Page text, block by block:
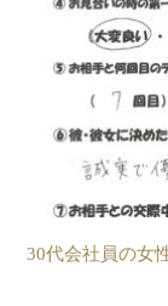
30代会社員の女